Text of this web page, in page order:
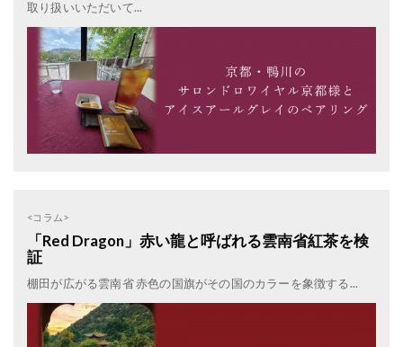
取り扱いいただいて...
<コラム>
「Red Dragon」赤い龍と呼ばれる雲南省紅茶を検
証
棚田が広がる雲南省 赤色の国旗がその国のカラーを象徴する...